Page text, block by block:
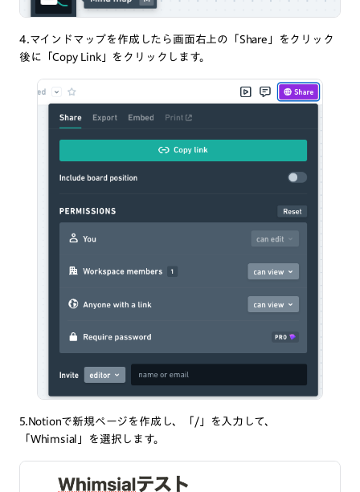
4.マインドマップを作成したら画面右上の「Share」をクリック
後に「Copy Link」をクリックします。
5.Notionで新規ページを作成し、「/」を入力して、
「Whimsial」を選択します。